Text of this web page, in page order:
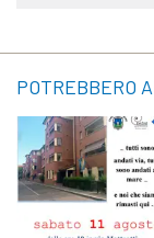
POTREBBERO